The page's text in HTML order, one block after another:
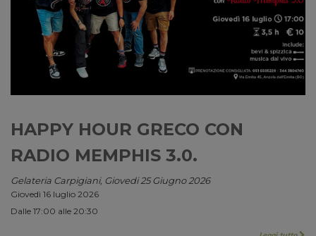
HAPPY HOUR GRECO CON
RADIO MEMPHIS 3.0.
Gelateria Carpigiani, Giovedi 25 Giugno 2026
Giovedì 16 luglio 2026
Dalle 17:00 alle 20:30